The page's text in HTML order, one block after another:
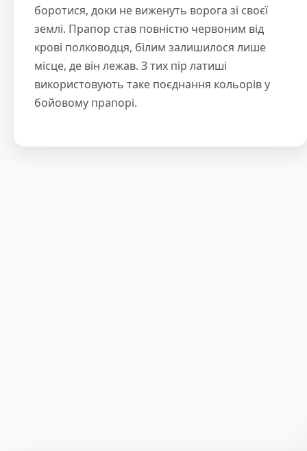
боротися, доки не виженуть ворога зі своєї
землі. Прапор став повністю червоним від
крові полководця, білим залишилося лише
місце, де він лежав. З тих пір латиші
використовують таке поєднання кольорів у
бойовому прапорі.